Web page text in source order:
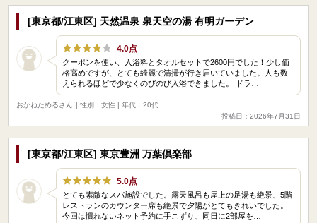
[東京都/江東区] 天然温泉 泉天空の湯 有明ガーデン
4.0点
クーポンを使い、入浴料とタオルセットで2600円でした！少し価
格高めですが、とても綺麗で清掃が行き届いていました。人も数
えられるほどで少なくのびのび入浴できました。 ドラ…
おかねためるさん
| 性別：女性 | 年代：20代
投稿日：2026年7月31日
[東京都/江東区] 東京豊洲 万葉倶楽部
5.0点
とても素敵なスパ施設でした。露天風呂も屋上の足湯も絶景、5階
レストランのカウンター席も絶景で夕陽がとてもきれいでした。
今回は慣れないネット予約に手こずり、同日に2部屋を…